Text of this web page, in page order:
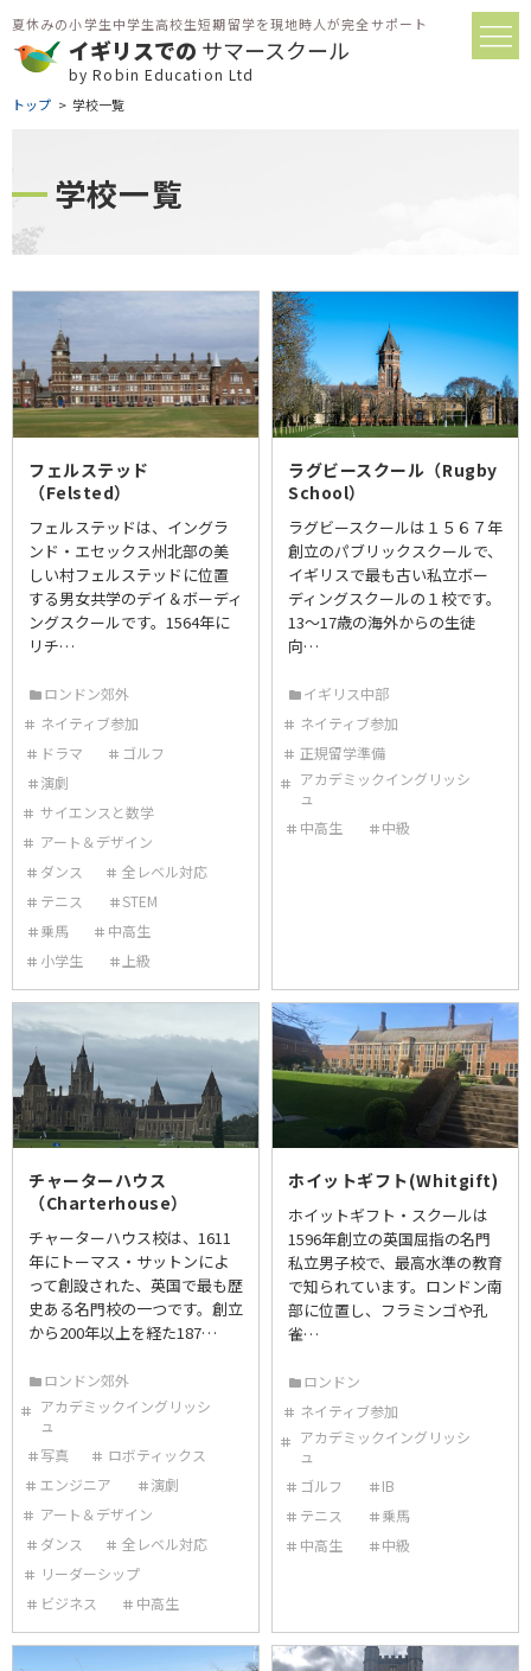
夏休みの小学生中学生高校生短期留学を現地時人が完全サポート
イギリスでの サマースクール
by Robin Education Ltd
トップ 学校一覧
学校一覧
フェルステッド
（Felsted）
フェルステッドは、イングラ
ンド・エセックス州北部の美
しい村フェルステッドに位置
する男女共学のデイ＆ボーディ
ングスクールです。1564年に
リチ…
ロンドン郊外
ネイティブ参加
ドラマ
ゴルフ
演劇
サイエンスと数学
アート＆デザイン
ダンス
全レベル対応
テニス
STEM
乗馬
中高生
小学生
上級
ラグビースクール（Rugby
School）
ラグビースクールは１５６７年
創立のパブリックスクールで、
イギリスで最も古い私立ボー
ディングスクールの１校です。
13〜17歳の海外からの生徒
向…
イギリス中部
ネイティブ参加
正規留学準備
アカデミックイングリッシ
ュ
中高生
中級
チャーターハウス
（Charterhouse）
チャーターハウス校は、1611
年にトーマス・サットンによ
って創設された、英国で最も歴
史ある名門校の一つです。創立
から200年以上を経た187…
ロンドン郊外
アカデミックイングリッシ
ュ
写真
ロボティックス
エンジニア
演劇
アート＆デザイン
ダンス
全レベル対応
リーダーシップ
ビジネス
中高生
ホイットギフト(Whitgift)
ホイットギフト・スクールは
1596年創立の英国屈指の名門
私立男子校で、最高水準の教育
で知られています。ロンドン南
部に位置し、フラミンゴや孔
雀…
ロンドン
ネイティブ参加
アカデミックイングリッシ
ュ
ゴルフ
IB
テニス
乗馬
中高生
中級